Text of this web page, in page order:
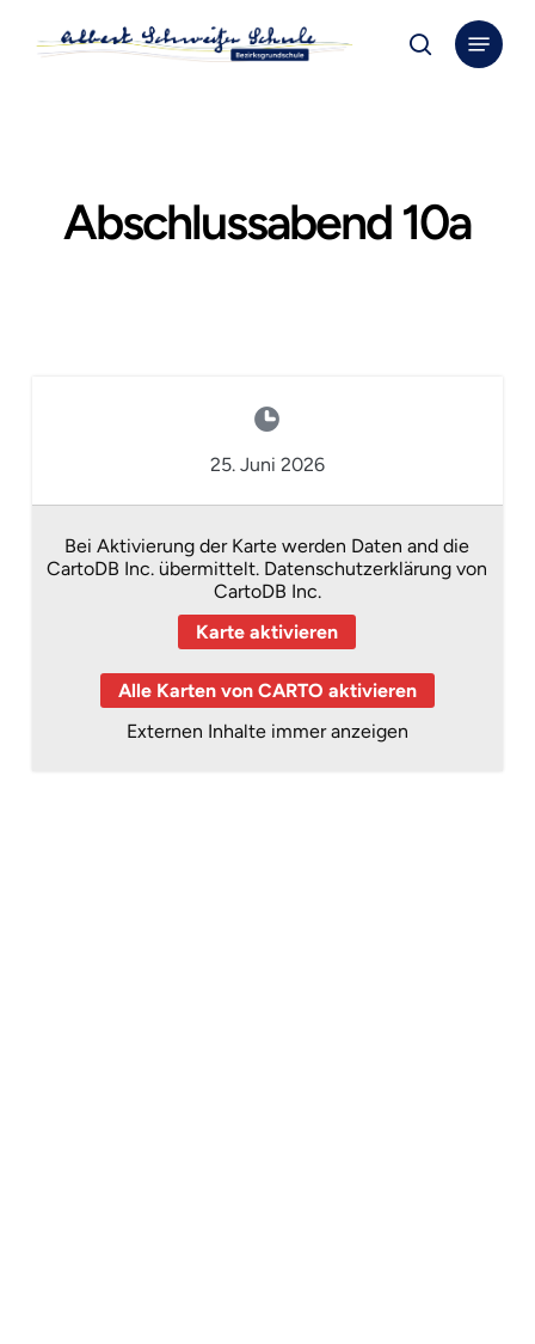
search
Menu
Abschlussabend 10a
25. Juni 2026
Bei Aktivierung der Karte werden Daten and die
CartoDB Inc. übermittelt. Datenschutzerklärung von
CartoDB Inc.
Karte aktivieren
Alle Karten von CARTO aktivieren
Externen Inhalte immer anzeigen
Close